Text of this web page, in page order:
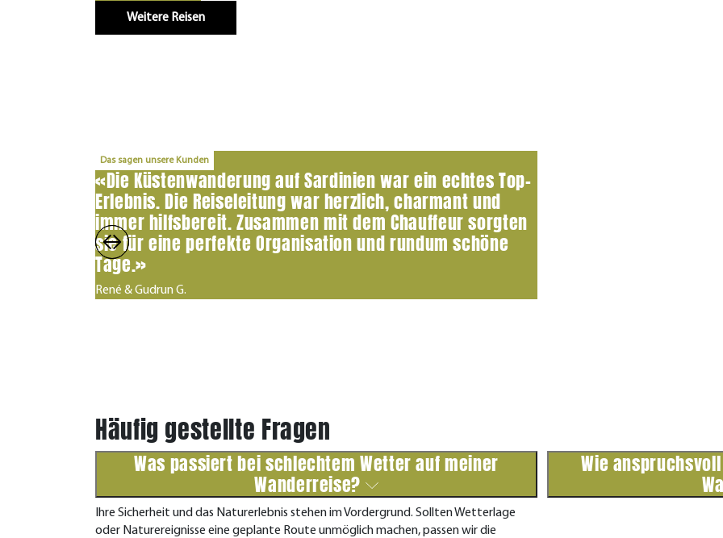
Weitere Reisen
Das sagen unsere Kunden
«Die Küstenwanderung auf Sardinien war ein echtes Top-
Erlebnis. Die Reiseleitung war herzlich, charmant und
immer hilfsbereit. Zusammen mit dem Chauffeur sorgten
sie für eine perfekte Organisation und rundum schöne
Tage.»
René & Gudrun G.
Häufig gestellte Fragen
Was passiert bei schlechtem Wetter auf meiner
Wanderreise?
Ihre Sicherheit und das Naturerlebnis stehen im Vordergrund. Sollten Wetterlage
oder Naturereignisse eine geplante Route unmöglich machen, passen wir die
Wie